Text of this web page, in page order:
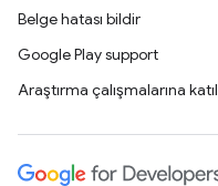
Belge hatası bildir
Google Play support
Araştırma çalışmalarına katıl